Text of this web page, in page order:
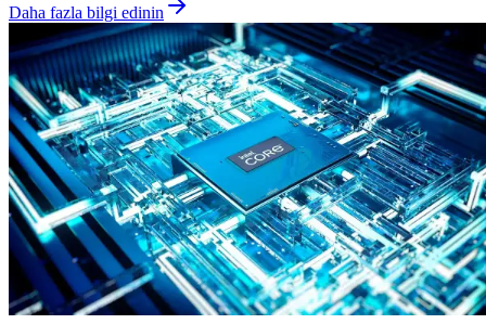
Daha fazla bilgi edinin